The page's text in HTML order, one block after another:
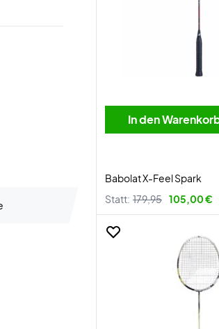
In den
Babolat X-Feel Spark
Statt: 179,95 105,00 €